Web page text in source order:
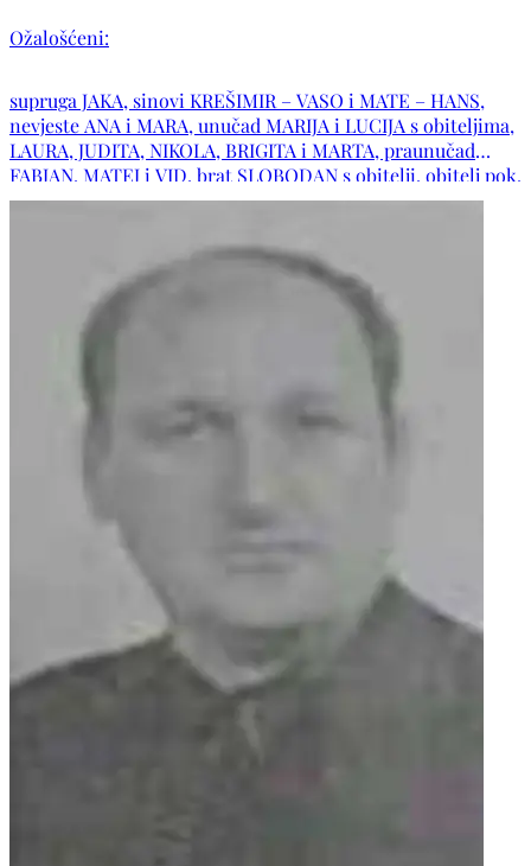
Ožalošćeni:
supruga JAKA, sinovi KREŠIMIR – VASO i MATE – HANS,
nevjeste ANA i MARA, unučad MARIJA i LUCIJA s obiteljima,
LAURA, JUDITA, NIKOLA, BRIGITA i MARTA, praunučad
FABJAN, MATEJ i VID, brat SLOBODAN s obitelji, obitelj pok.
brata MATE, sestra JELISAVA s obitelji (odsutna), šura
ANTE, obitelji BATINOVIĆ, DRAGOVIĆ, PRSKALO,
JURKOVIĆ, MEDAR, BALETIĆ te ostala mnogobrojna
rodbina i prijatelji. POČIVAO U MIRU BOŽJEM!